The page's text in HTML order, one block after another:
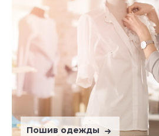
Пошив одежды